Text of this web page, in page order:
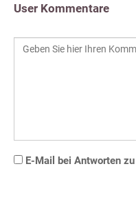
User Kommentare
E-Mail bei Antworten